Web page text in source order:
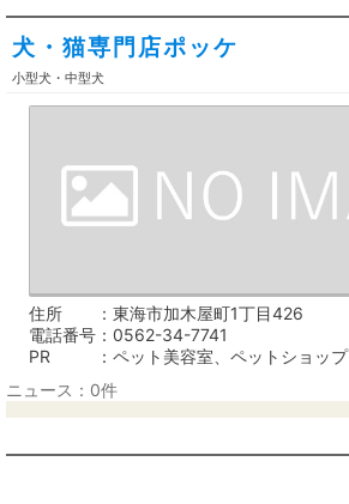
犬・猫専門店ポッケ
小型犬・中型犬
住所
東海市加木屋町1丁目426
電話番号
0562-34-7741
PR
ペット美容室、ペットショップ
ニュース：0件